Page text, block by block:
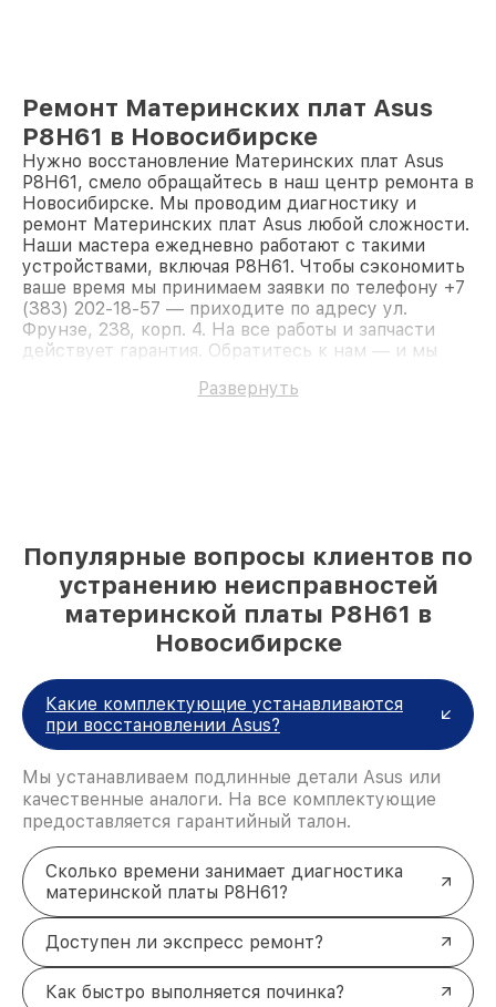
Ремонт Материнских плат Asus
P8H61 в Новосибирске
Нужно восстановление Материнских плат Asus
P8H61, смело обращайтесь в наш центр ремонта в
Новосибирске. Мы проводим диагностику и
ремонт Материнских плат Asus любой сложности.
Наши мастера ежедневно работают с такими
устройствами, включая P8H61. Чтобы сэкономить
ваше время мы принимаем заявки по телефону +7
(383) 202-18-57 — приходите по адресу ул.
Фрунзе, 238, корп. 4. На все работы и запчасти
действует гарантия. Обратитесь к нам — и мы
Развернуть
Популярные вопросы клиентов по
устранению неисправностей
материнской платы P8H61 в
Новосибирске
Какие комплектующие устанавливаются
при восстановлении Asus?
Мы устанавливаем подлинные детали Asus или
качественные аналоги. На все комплектующие
предоставляется гарантийный талон.
Сколько времени занимает диагностика
материнской платы P8H61?
Доступен ли экспресс ремонт?
Как быстро выполняется починка?